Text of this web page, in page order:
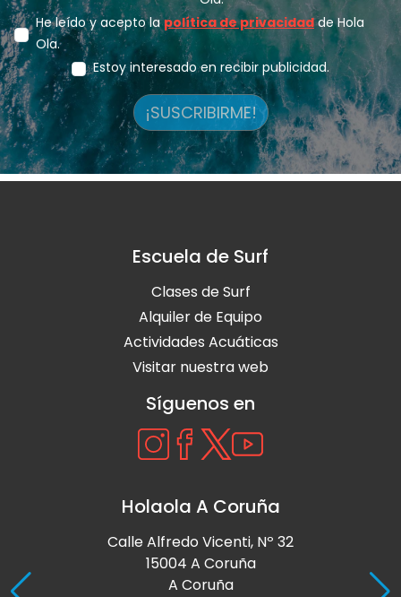
He leído y acepto lapolítica de privacidadde Hola
Ola.
Estoy interesado en recibir publicidad.
¡SUSCRIBIRME!
Escuela de Surf
Clases de Surf
Alquiler de Equipo
Actividades Acuáticas
Visitar nuestra web
Síguenos en
Holaola A Coruña
Calle Alfredo Vicenti, Nº 32
15004 A Coruña
A Coruña